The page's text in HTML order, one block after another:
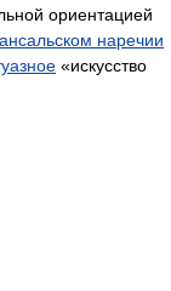
ориентацией
наречии
«искусство